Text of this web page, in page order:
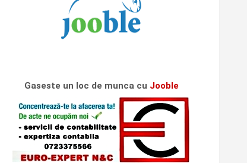
Gaseste un loc de munca cu Jooble